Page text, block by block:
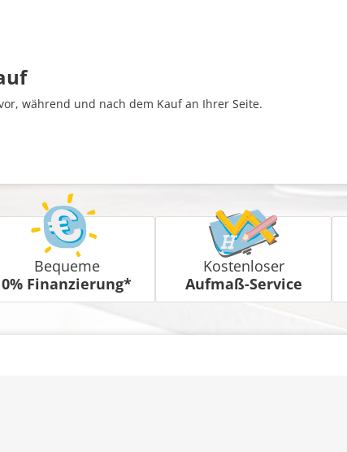
während und nach dem Kauf an Ihrer Seite.
Bequeme
0% Finanzierung*
Kostenloser
Aufmaß-Service